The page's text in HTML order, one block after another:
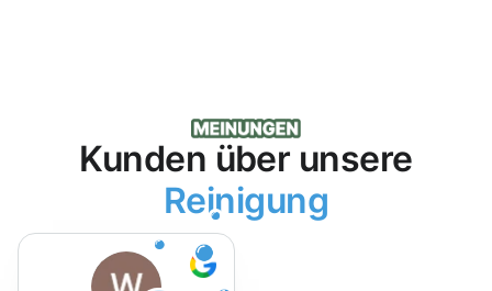
Kunden über unsere
Reinigung